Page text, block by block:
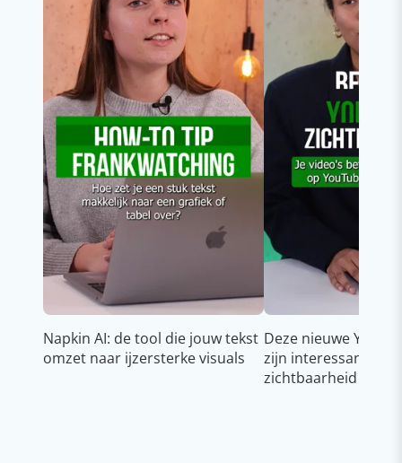
Napkin AI: de tool die jouw tekst
omzet naar ijzersterke visuals
Deze nieuwe
zijn interessant
zichtbaarheid &